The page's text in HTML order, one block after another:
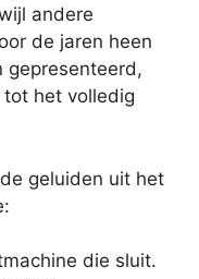
andere
de jaren heen
gepresenteerd,
het volledig
geluiden uit het
die sluit.